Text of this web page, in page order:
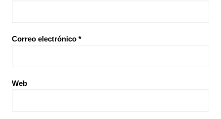
Correo electrónico *
Web